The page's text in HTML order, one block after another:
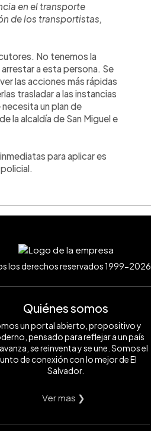
en el transporte
de los transportistas,
No tenemos la
a esta persona. Se
las acciones más rápidas
trasladar a las instancias
un plan de
la alcaldía de San Miguel e
para aplicar es
los derechos reservados 1999-2026
Quiénes somos
un portal abierto, propositivo y
pensado para reflejar a un país
se reinventa y se une. Somos el
de conexión con lo mejor de El
Salvador.
Ver mas ❯